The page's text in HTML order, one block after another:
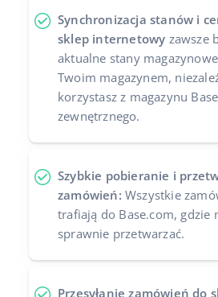
Synchronizacja stanów i
sklep internetowy zawsze
aktualne stany
Twoim magazynem,
korzystasz z magazynu
zewnętrznego.
Szybkie pobieranie i
zamówień: Wszystkie
trafiają do Base.com, gdzie
sprawnie przetwarzać.
Przesyłanie zamówień do